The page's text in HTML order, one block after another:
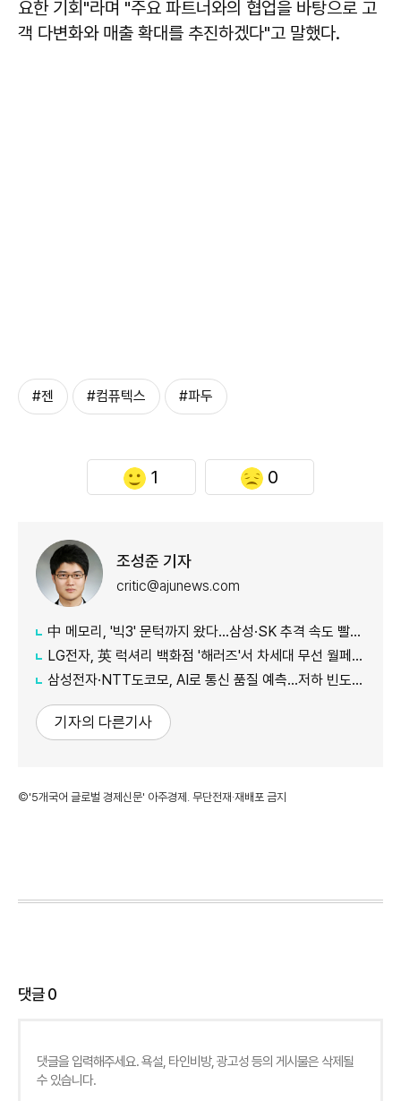
요한 기회"라며 "주요 파트너와의 협업을 바탕으로 고
객 다변화와 매출 확대를 추진하겠다"고 말했다.
#젠 #컴퓨텍스 #파두
1 0
조성준 기자
critic@ajunews.com
中 메모리, '빅3' 문턱까지 왔다…삼성·SK 추격 속도 빨라진다
LG전자, 英 럭셔리 백화점 '해러즈'서 차세대 무선 월페이퍼 TV 특별 전시
삼성전자·NTT도코모, AI로 통신 품질 예측…저하 빈도 절반 줄였다
기자의 다른기사
©'5개국어 글로벌 경제신문' 아주경제. 무단전재·재배포 금지
댓글0